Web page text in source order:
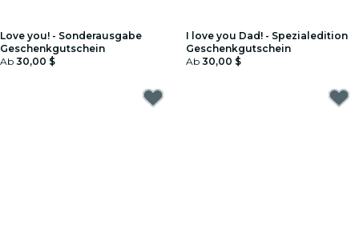
Love you! - Sonderausgabe
Geschenkgutschein
Ab 30,00 $
I love you Dad! - Spezialedition
Geschenkgutschein
Ab 30,00 $